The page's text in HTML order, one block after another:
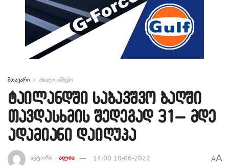
მთავარი ახალი ამბები
ტაილანდში საბავშვო ბაღში
თავდასხმის შედეგად 31– მდე
ადამიანი დაიღუპა
ავტორი - ალია 14:00 10-06-2022 AA